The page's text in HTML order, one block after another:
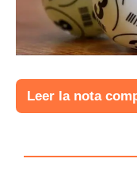
Leer la nota